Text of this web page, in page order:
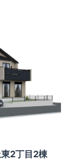
2丁目2棟